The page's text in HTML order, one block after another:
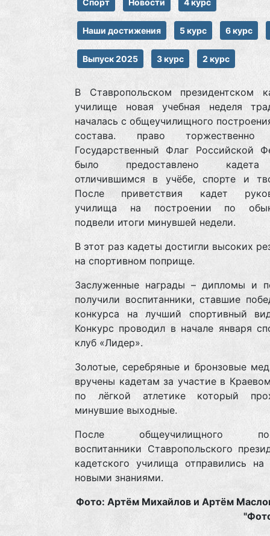
Спорт Новости 4 курс
Наши достижения 5 курс 6 курс
Выпуск 2025 3 курс 2 курс
В Ставропольском президентском
училище новая учебная неделя
началась с общеучилищного
состава. право торжественно
Государственный Флаг Российской
было предоставлено
отличившимся в учёбе, спорте и
После приветствия кадет
училища на построении по
подвели итоги минувшей недели.
В этот раз кадеты достигли высоких
на спортивном поприще.
Заслуженные награды – дипломы и
получили воспитанники, ставшие
конкурса на лучший спортивный
Конкурс проводил в начале января
клуб «Лидер».
Золотые, серебряные и бронзовые
вручены кадетам за участие в
по лёгкой атлетике который
минувшие выходные.
После общеучилищного
воспитанники Ставропольского
кадетского училища отправились на
новыми знаниями.
Фото: Артём Михайлов и Артём